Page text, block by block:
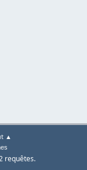
▲
requêtes.